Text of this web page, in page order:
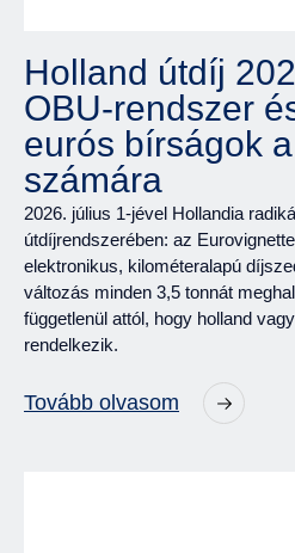
Holland útdíj
OBU-rendszer
eurós bírságok
számára
2026. július 1-jével Hollandia
útdíjrendszerében: az
elektronikus, kilométeralapú
változás minden 3,5 tonnát
függetlenül attól, hogy holland
rendelkezik.
Tovább olvasom